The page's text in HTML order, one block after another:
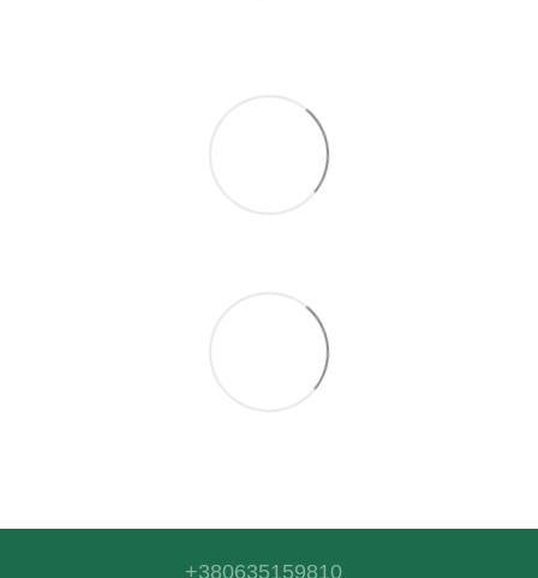
+380635159810